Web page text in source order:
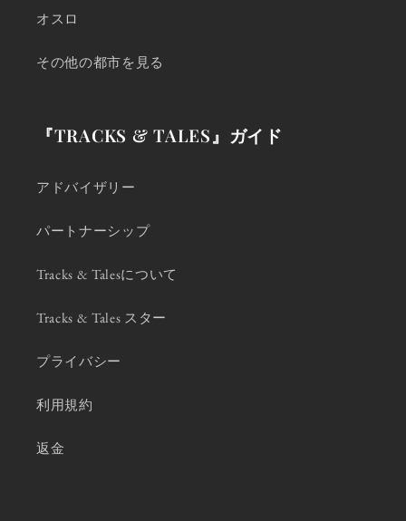
オスロ
その他の都市を見る
『TRACKS & TALES』ガイド
アドバイザリー
パートナーシップ
Tracks & Talesについて
Tracks & Tales スター
プライバシー
利用規約
返金